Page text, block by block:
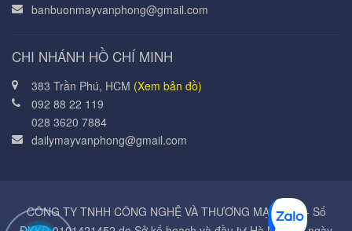
banbuonmayvanphong@gmail.com
CHI NHÁNH HỒ CHÍ MINH
383 Trần Phú, HCM (Xem bản đồ)
092 88 22 119
028 3620 7884
dailymayvanphong@gmail.com
CÔNG TY TNHH CÔNG NGHỆ VÀ THƯƠNG MẠI Á MỸ - Số